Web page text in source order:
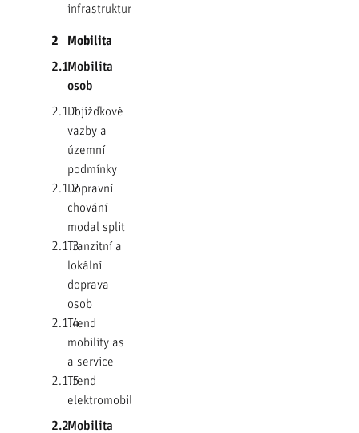
infrastrukturou
2
Mobilita
2.1Mobilita
osob
2.1.1Dojížďkové
vazby a
územní
podmínky
2.1.2Dopravní
chování —
modal split
2.1.3Tranzitní a
lokální
doprava
osob
2.1.4Trend
mobility as
a service
2.1.5Trend
elektromobility
2.2Mobilita